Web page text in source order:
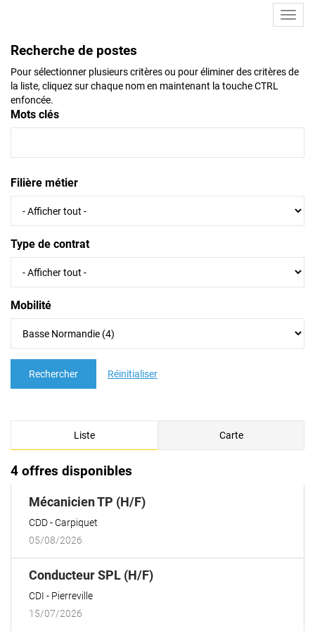
Recherche de postes
Pour sélectionner plusieurs critères ou pour éliminer des critères de
la liste, cliquez sur chaque nom en maintenant la touche CTRL
enfoncée.
Mots clés
Filière métier
Type de contrat
Mobilité
Rechercher Réinitialiser
Liste Carte
4 offres disponibles
Mécanicien TP (H/F)(Nouvelle
CDD
Carpiquet
05/08/2026
Conducteur SPL (H/F)(Nouvelle
CDI
Pierreville
15/07/2026